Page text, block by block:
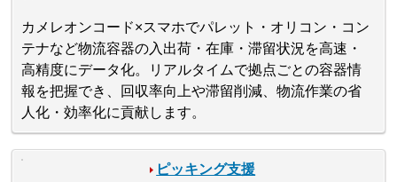
カメレオンコード×スマホでパレット・オリコン・コン
テナなど物流容器の入出荷・在庫・滞留状況を高速・
高精度にデータ化。リアルタイムで拠点ごとの容器情
報を把握でき、回収率向上や滞留削減、物流作業の省
人化・効率化に貢献します。
ピッキング支援